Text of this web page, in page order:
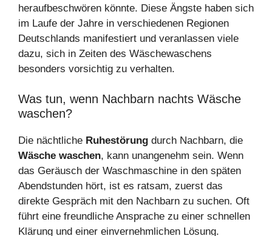
heraufbeschwören könnte. Diese Ängste haben sich
im Laufe der Jahre in verschiedenen Regionen
Deutschlands manifestiert und veranlassen viele
dazu, sich in Zeiten des Wäschewaschens
besonders vorsichtig zu verhalten.
Was tun, wenn Nachbarn nachts Wäsche
waschen?
Die nächtliche Ruhestörung durch Nachbarn, die
Wäsche waschen, kann unangenehm sein. Wenn
das Geräusch der Waschmaschine in den späten
Abendstunden hört, ist es ratsam, zuerst das
direkte Gespräch mit den Nachbarn zu suchen. Oft
führt eine freundliche Ansprache zu einer schnellen
Klärung und einer einvernehmlichen Lösung.